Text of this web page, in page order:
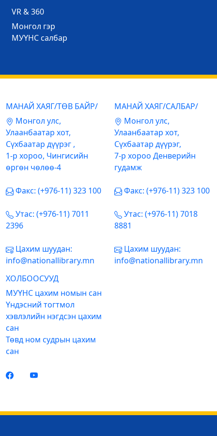
VR & 360
Mонгол гэр
МУҮНС салбар
МАНАЙ ХАЯГ/ТӨВ БАЙР/
Mонгол улс,
Улаанбаатар хот,
Сүхбаатар дүүрэг ,
1-р хороо, Чингисийн
өргөн чөлөө-4
Факс: (+976-11) 323 100
Утас: (+976-11) 7011
2396
Цахим шуудан:
info@nationallibrary.mn
МАНАЙ ХАЯГ/САЛБАР/
Mонгол улс,
Улаанбаатар хот,
Сүхбаатар дүүрэг,
7-р хороо Денверийн
гудамж
Факс: (+976-11) 323 100
Утас: (+976-11) 7018
8881
Цахим шуудан:
info@nationallibrary.mn
ХОЛБООСУУД
МУҮНС цахим номын сан
Үндэсний тогтмол
хэвлэлийн нэгдсэн цахим
сан
Төвд ном судрын цахим
сан